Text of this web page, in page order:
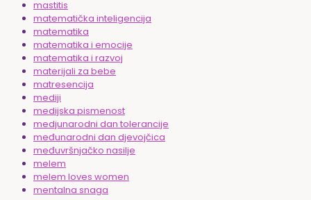
mastitis
matematička inteligencija
matematika
matematika i emocije
matematika i razvoj
materijali za bebe
matresencija
mediji
medijska pismenost
medjunarodni dan tolerancije
međunarodni dan djevojčica
međuvršnjačko nasilje
melem
melem loves women
mentalna snaga